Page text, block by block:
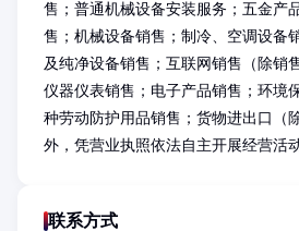
售；普通机械设备安装服务；五金产
售；机械设备销售；制冷、空调设备
及纯净设备销售；互联网销售（除销
仪器仪表销售；电子产品销售；环境
种劳动防护用品销售；货物进出口（
外，凭营业执照依法自主开展经营活动
联系方式